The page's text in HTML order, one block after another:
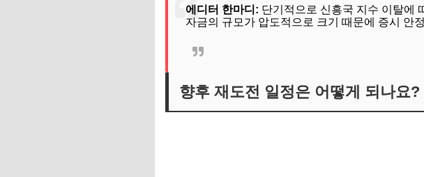
에디터 한마디: 단기적으로 신흥국 지수 이탈에
자금의 규모가 압도적으로 크기 때문에 증시 안
향후 재도전 일정은 어떻게 되나요?